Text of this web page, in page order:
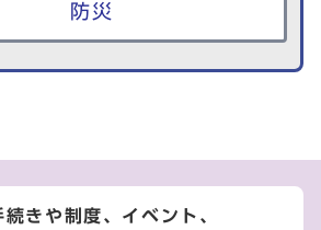
防災
続きや制度、イベント、